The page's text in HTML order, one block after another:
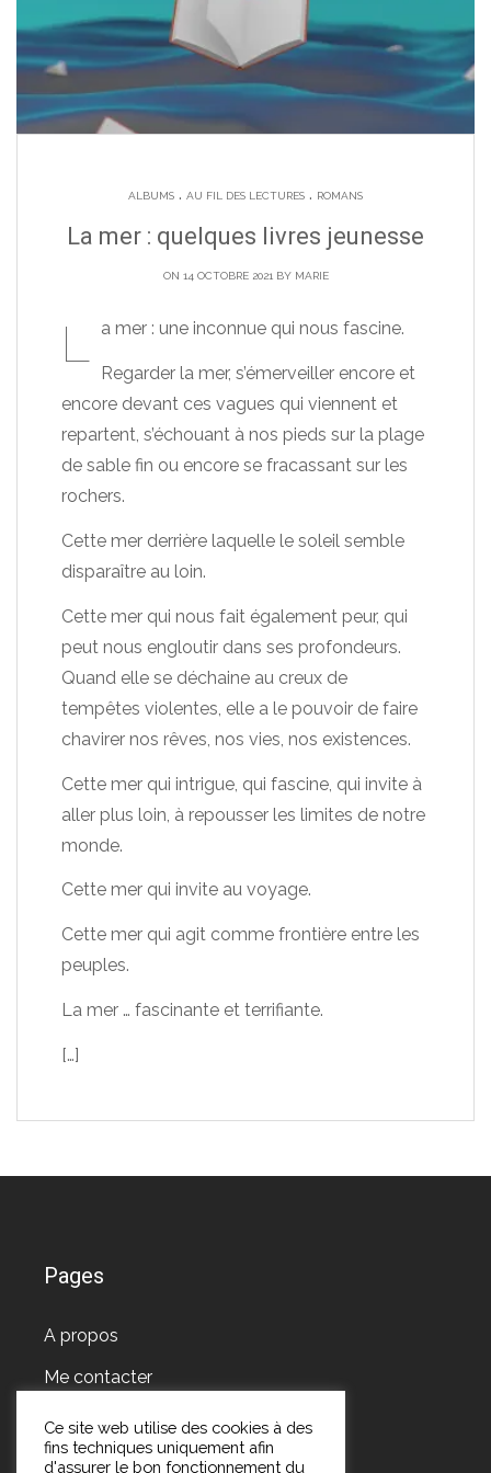
ALBUMS . AU FIL DES LECTURES . ROMANS
La mer : quelques livres jeunesse
ON 14 OCTOBRE 2021 BY MARIE
L a mer : une inconnue qui nous fascine.
Regarder la mer, s’émerveiller encore et
encore devant ces vagues qui viennent et
repartent, s’échouant à nos pieds sur la plage
de sable fin ou encore se fracassant sur les
rochers.
Cette mer derrière laquelle le soleil semble
disparaître au loin.
Cette mer qui nous fait également peur, qui
peut nous engloutir dans ses profondeurs.
Quand elle se déchaine au creux de
tempêtes violentes, elle a le pouvoir de faire
chavirer nos rêves, nos vies, nos existences.
Cette mer qui intrigue, qui fascine, qui invite à
aller plus loin, à repousser les limites de notre
monde.
Cette mer qui invite au voyage.
Cette mer qui agit comme frontière entre les
peuples.
La mer … fascinante et terrifiante.
[…]
Pages
A propos
Me contacter
Ce site web utilise des cookies à des
fins techniques uniquement afin
d'assurer le bon fonctionnement du